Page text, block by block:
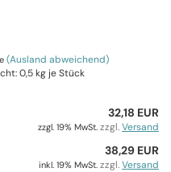
(Ausland abweichend)
0,5kg je Stück
32,18 EUR
zzgl. 19% MwSt. zzgl.Versand
38,29 EUR
inkl. 19% MwSt. zzgl.Versand